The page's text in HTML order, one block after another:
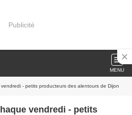
Publicité
MENU
- petits producteurs des alentours de Dijon
vendredi - petits